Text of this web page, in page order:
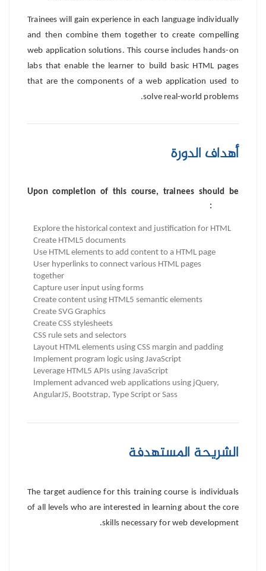
Trainees will gain experience in each language individually
and then combine them together to create compelling
web application solutions. This course includes hands-on
labs that enable the learner to build basic HTML pages
that are the components of a web application used to
solve real-world problems.
أهداف الدورة
Upon completion of this course, trainees should be
Explore the historical context and justification for HTML
Create HTML5 documents
Use HTML elements to add content to a HTML page
User hyperlinks to connect various HTML pages
together
Capture user input using forms
Create content using HTML5 semantic elements
Create SVG Graphics
Create CSS stylesheets
CSS rule sets and selectors
Layout HTML elements using CSS margin and padding
Implement program logic using JavaScript
Leverage HTML5 APIs using JavaScript
Implement advanced web applications using jQuery,
AngularJS, Bootstrap, Type Script or Sass
الشريحة المستهدفة
The target audience for this training course is individuals
of all levels who are interested in learning about the core
skills necessary for web development.